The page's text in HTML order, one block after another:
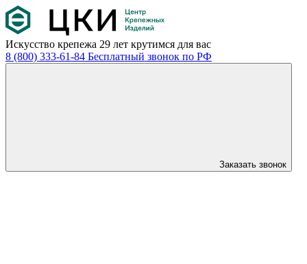
Искусство крепежа 29 лет крутимся для вас
8 (800) 333-61-84 Бесплатный звонок по РФ
Заказать звонок